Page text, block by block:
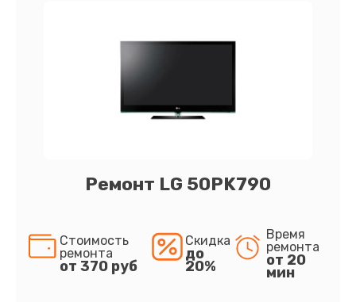
Ремонт LG 50PK790
Стоимость
ремонта
от 370 руб
Скидка
до
20%
Время
ремонта
от 20
мин